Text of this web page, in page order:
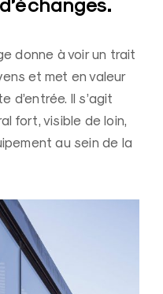
donne à voir un trait
et met en valeur
d’entrée. Il s’agit
fort, visible de loin,
au sein de la